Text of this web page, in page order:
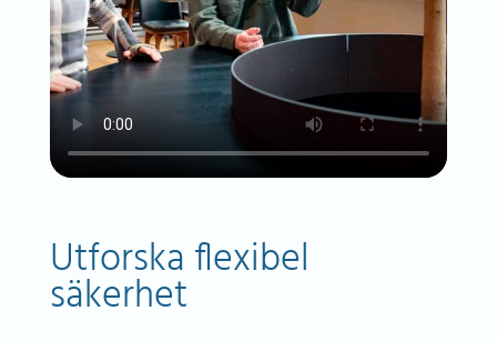
Utforska flexibel
säkerhet